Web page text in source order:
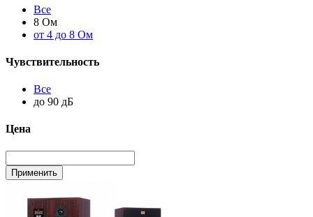
Все
8 Ом
от 4 до 8 Ом
Чувствительность
Все
до 90 дБ
Цена